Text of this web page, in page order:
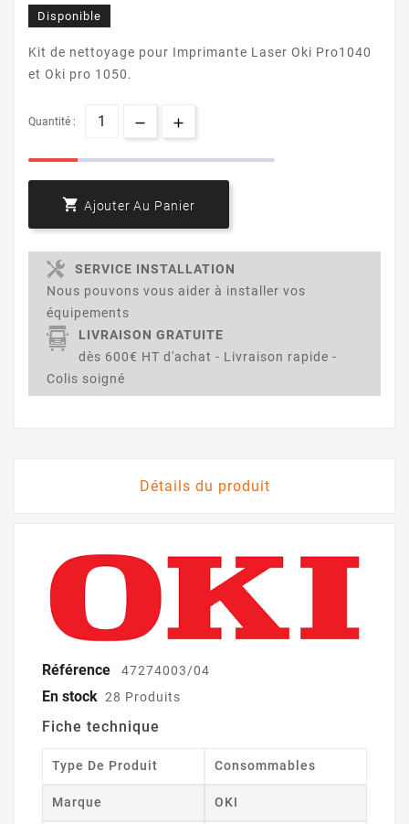
Disponible
Kit de nettoyage pour Imprimante Laser Oki Pro1040
et Oki pro 1050.
Quantité :
 Ajouter Au Panier
SERVICE INSTALLATION
Nous pouvons vous aider à installer vos
équipements
LIVRAISON GRATUITE
dès 600€ HT d'achat - Livraison rapide -
Colis soigné
Détails du produit
Référence 47274003/04
En stock 28 Produits
Fiche technique
Type De Produit Consommables
Marque OKI